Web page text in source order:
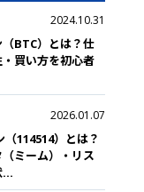
2024.10.31
BTC）とは？仕
買い方を初心者
2026.01.07
（114514）とは？
ミーム）・リス
...